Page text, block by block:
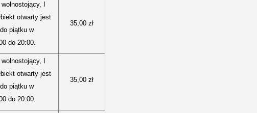
I
otwarty jest
piątku w
do 20:00.
35,00 zł
I
otwarty jest
piątku w
do 20:00.
35,00 zł